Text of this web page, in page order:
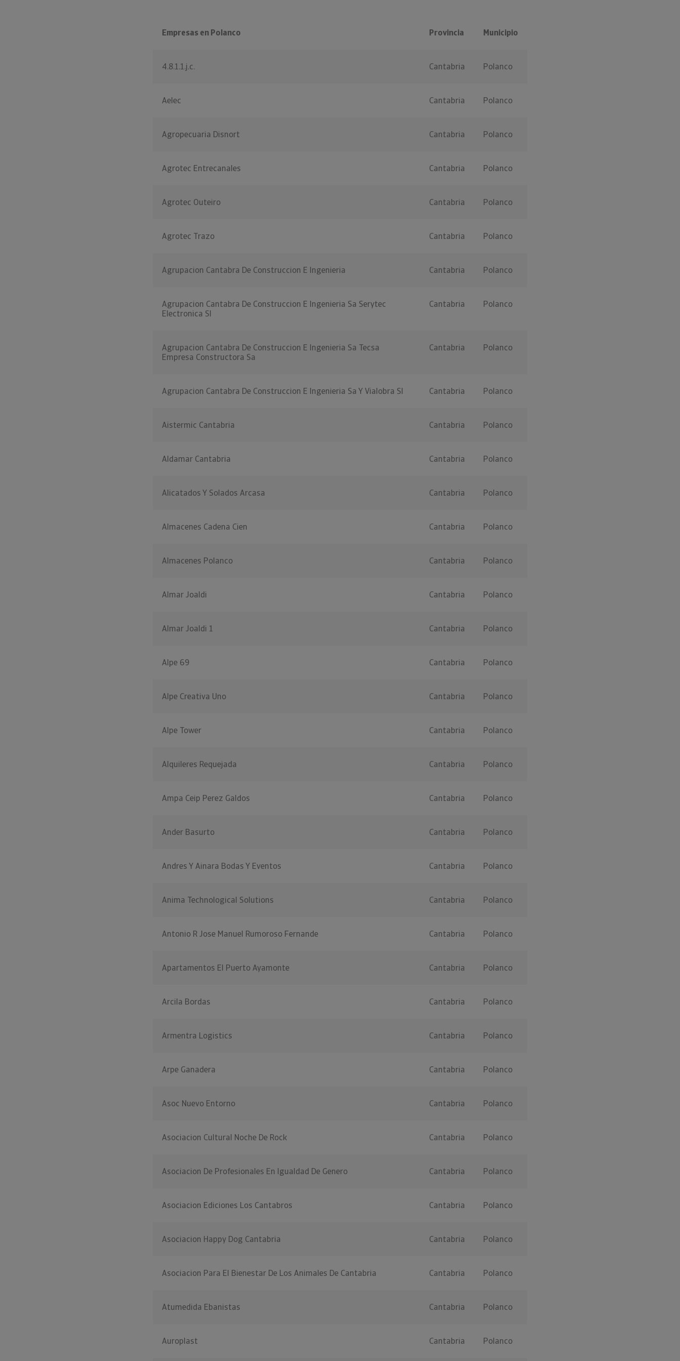
Empresas en Polanco Provincia Municipio
4.8.1.1.j.c. Cantabria Polanco
Aelec Cantabria Polanco
Agropecuaria Disnort Cantabria Polanco
Agrotec Entrecanales Cantabria Polanco
Agrotec Outeiro Cantabria Polanco
Agrotec Trazo Cantabria Polanco
Agrupacion Cantabra De Construccion E Ingenieria Cantabria Polanco
Agrupacion Cantabra De Construccion E Ingenieria Sa Serytec
Electronica Sl
Cantabria Polanco
Agrupacion Cantabra De Construccion E Ingenieria Sa Tecsa
Empresa Constructora Sa
Cantabria Polanco
Agrupacion Cantabra De Construccion E Ingenieria Sa Y Vialobra Sl Cantabria Polanco
Aistermic Cantabria Cantabria Polanco
Aldamar Cantabria Cantabria Polanco
Alicatados Y Solados Arcasa Cantabria Polanco
Almacenes Cadena Cien Cantabria Polanco
Almacenes Polanco Cantabria Polanco
Almar Joaldi Cantabria Polanco
Almar Joaldi 1 Cantabria Polanco
Alpe 69 Cantabria Polanco
Alpe Creativa Uno Cantabria Polanco
Alpe Tower Cantabria Polanco
Alquileres Requejada Cantabria Polanco
Ampa Ceip Perez Galdos Cantabria Polanco
Ander Basurto Cantabria Polanco
Andres Y Ainara Bodas Y Eventos Cantabria Polanco
Anima Technological Solutions Cantabria Polanco
Antonio R Jose Manuel Rumoroso Fernande Cantabria Polanco
Apartamentos El Puerto Ayamonte Cantabria Polanco
Arcila Bordas Cantabria Polanco
Armentra Logistics Cantabria Polanco
Arpe Ganadera Cantabria Polanco
Asoc Nuevo Entorno Cantabria Polanco
Asociacion Cultural Noche De Rock Cantabria Polanco
Asociacion De Profesionales En Igualdad De Genero Cantabria Polanco
Asociacion Ediciones Los Cantabros Cantabria Polanco
Asociacion Happy Dog Cantabria Cantabria Polanco
Asociacion Para El Bienestar De Los Animales De Cantabria Cantabria Polanco
Atumedida Ebanistas Cantabria Polanco
Auroplast Cantabria Polanco